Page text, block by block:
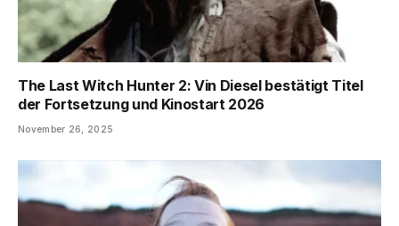
The Last Witch Hunter 2: Vin Diesel bestätigt Titel
der Fortsetzung und Kinostart 2026
November 26, 2025